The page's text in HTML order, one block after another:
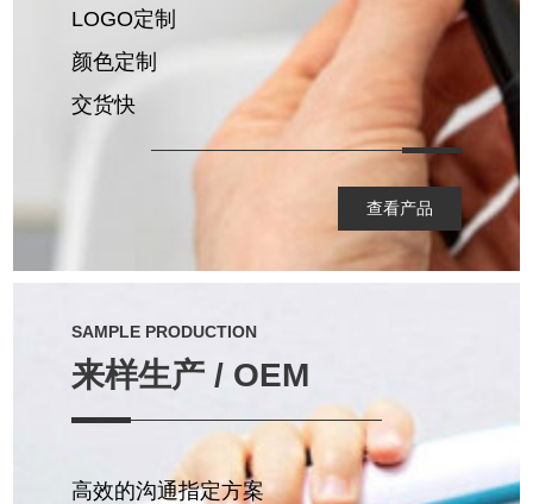
LOGO定制
颜色定制
交货快
查看产品
SAMPLE PRODUCTION
来样生产 / OEM
高效的沟通指定方案